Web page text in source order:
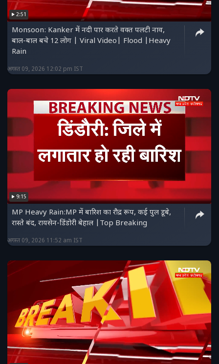
2:51
Monsoon: Kanker में नदी पार करते वक्त पलटी नाव,
बाल-बाल बचे 12 लोग | Viral Video| Flood |Heavy
Rain
अगस्त 09, 2026 12:02 pm IST
9:15
MP Heavy Rain:MP में बारिश का रौद्र रूप, कई पुल डूबे,
रास्ते बंद, रायसेन-डिंडोरी बेहाल |Top Breaking
अगस्त 09, 2026 11:52 am IST